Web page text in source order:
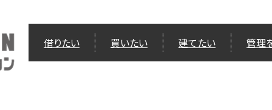
借りたい 買いたい 建てたい 管理